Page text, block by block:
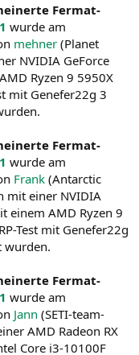
Fermat-
wurde am
mehner (Planet
NVIDIA GeForce
Ryzen 9 5950X
mit Genefer22g 3
Fermat-
wurde am
Frank (Antarctic
mit einer NVIDIA
einem AMD Ryzen 9
Test mit Genefer22g
wurden.
Fermat-
wurde am
Jann (SETI-team-
AMD Radeon RX
Core i3-10100F